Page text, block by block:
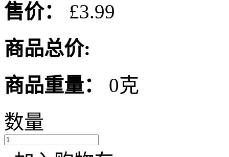
售价：
£3.99
商品总价:
商品重量：
0克
数量